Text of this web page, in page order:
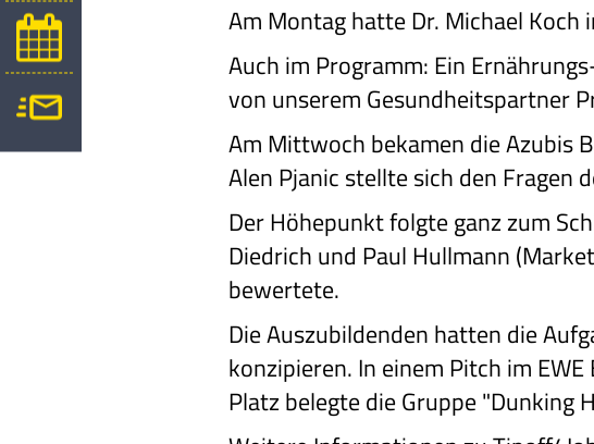
Am Montag hatte Dr. Michael
Auch im Programm: Ein
von unserem Gesundheitspartner
Am Mittwoch bekamen die Azubis
Alen Pjanic stellte sich den Fragen
Der Höhepunkt folgte ganz zum
Diedrich und Paul Hullmann
bewertete.
Die Auszubildenden hatten die
konzipieren. In einem Pitch im
Platz belegte die Gruppe